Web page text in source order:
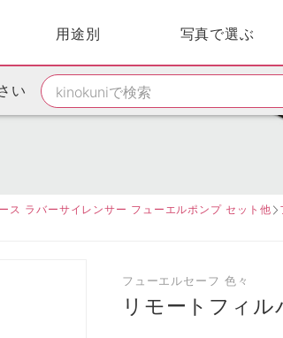
用途別 写真で選ぶ
い
ス ラバーサイレンサー フューエルポンプ セット他
フューエルセーフ 色々
リモートフィル